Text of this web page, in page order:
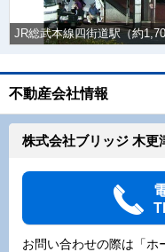
JR総武本線四街道駅（約
不動産会社情報
株式会社ブリッジ 木更
お問い合わせの際は「ホ